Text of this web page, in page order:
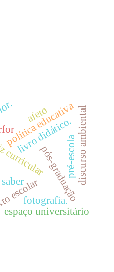
escolar
espaço universitário
pós-graduação
saber
política educativadiscurso ambiental
livro didático.
pré-escola
fotografia.
afeto